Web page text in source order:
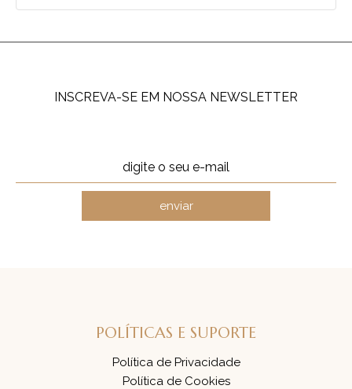
INSCREVA-SE EM NOSSA NEWSLETTER
enviar
POLÍTICAS E SUPORTE
Política de Privacidade
Política de Cookies